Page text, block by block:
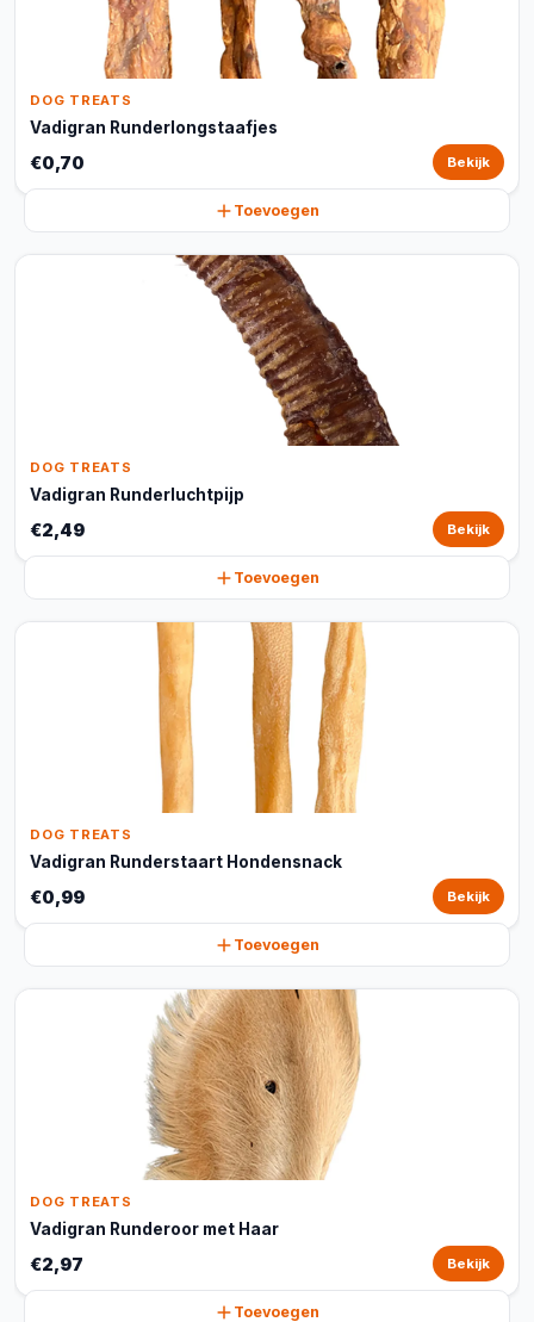
DOG TREATS
Vadigran Runderlongstaafjes
€0,70 Bekijk
Toevoegen
DOG TREATS
Vadigran Runderluchtpijp
€2,49 Bekijk
Toevoegen
DOG TREATS
Vadigran Runderstaart Hondensnack
€0,99 Bekijk
Toevoegen
DOG TREATS
Vadigran Runderoor met Haar
€2,97 Bekijk
Toevoegen